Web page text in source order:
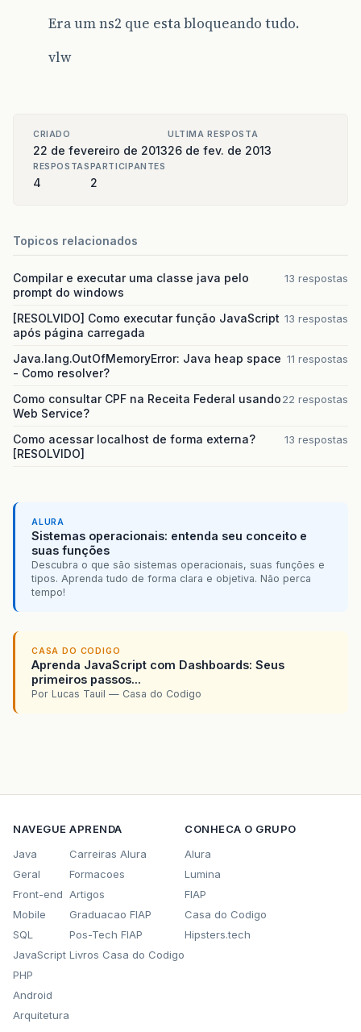
Era um ns2 que esta bloqueando tudo.
vlw
CRIADO
22 de fevereiro de 2013
ULTIMA RESPOSTA
26 de fev. de 2013
RESPOSTAS
4
PARTICIPANTES
2
Topicos relacionados
Compilar e executar uma classe java pelo
prompt do windows
13 respostas
[RESOLVIDO] Como executar função JavaScript
após página carregada
13 respostas
Java.lang.OutOfMemoryError: Java heap space
- Como resolver?
11 respostas
Como consultar CPF na Receita Federal usando
Web Service?
22 respostas
Como acessar localhost de forma externa?
[RESOLVIDO]
13 respostas
ALURA
Sistemas operacionais: entenda seu conceito e
suas funções
Descubra o que são sistemas operacionais, suas funções e
tipos. Aprenda tudo de forma clara e objetiva. Não perca
tempo!
CASA DO CODIGO
Aprenda JavaScript com Dashboards: Seus
primeiros passos...
Por Lucas Tauil — Casa do Codigo
NAVEGUE
Java
Geral
Front-end
Mobile
SQL
JavaScript
PHP
Android
Arquitetura
APRENDA
Carreiras Alura
Formacoes
Artigos
Graduacao FIAP
Pos-Tech FIAP
Livros Casa do Codigo
CONHECA O GRUPO
Alura
Lumina
FIAP
Casa do Codigo
Hipsters.tech